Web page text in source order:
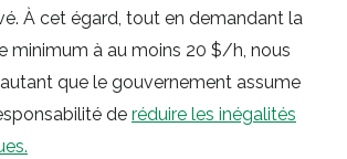
À cet égard, tout en demandant la
minimum à au moins 20 $/h, nous
que le gouvernement assume
de réduire les inégalités